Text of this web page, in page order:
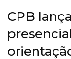
CPB